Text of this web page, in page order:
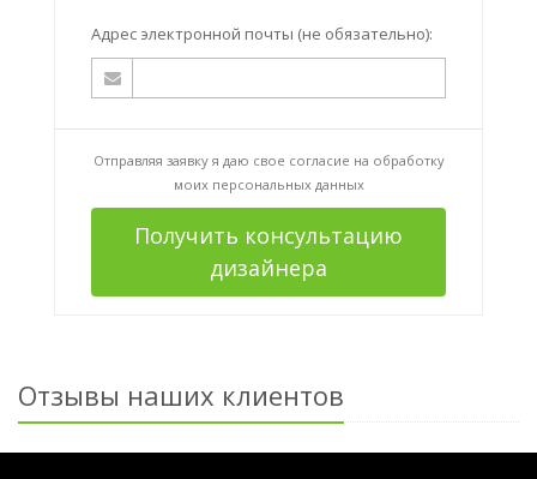
Адрес электронной почты (не обязательно):
Отправляя заявку я даю свое согласие на обработку
моих персональных данных
Получить консультацию
дизайнера
Отзывы наших клиентов